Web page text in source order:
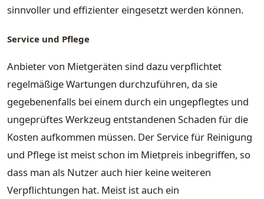
sinnvoller und effizienter eingesetzt werden können.
Service und Pflege
Anbieter von Mietgeräten sind dazu verpflichtet
regelmäßige Wartungen durchzuführen, da sie
gegebenenfalls bei einem durch ein ungepflegtes und
ungeprüftes Werkzeug entstandenen Schaden für die
Kosten aufkommen müssen. Der Service für Reinigung
und Pflege ist meist schon im Mietpreis inbegriffen, so
dass man als Nutzer auch hier keine weiteren
Verpflichtungen hat. Meist ist auch ein